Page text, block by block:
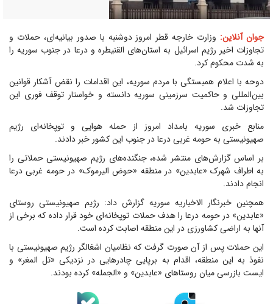
جوان آنلاین: وزارت خارجه قطر امروز دوشنبه با صدور بیانیه‌ای، حملات و
تجاوزات اخیر رژیم اسرائیل به استان‌های القنیطره و درعا در جنوب سوریه را
به شدت محکوم کرد.
دوحه با اعلام همبستگی با مردم سوریه، این اقدامات را نقض آشکار قوانین
بین‌المللی و حاکمیت سرزمینی سوریه دانسته و خواستار توقف فوری این
تجاوزات شد.
منابع خبری سوریه بامداد امروز از حمله هوایی و توپخانه‌ای رژیم
صهیونیستی به حومه غربی درعا در جنوب این کشور خبر دادند.
بر اساس گزارش‌های منتشر شده، جنگنده‌های رژیم صهیونیستی حملاتی را
به اطراف شهرک «عابدین» در منطقه «حوض الیرموک» در حومه غربی درعا
انجام دادند.
همچنین خبرنگار الاخباریه سوریه گزارش داد: رژیم صهیونیستی روستای
«عابدین» در حومه درعا را هدف حملات توپخانه‌ای خود قرار داده که برخی از
آنها به اراضی کشاورزی در این منطقه اصابت کرده است.
این حملات پس از آن صورت گرفت که نظامیان اشغالگر رژیم صهیونیستی با
نفوذ به این منطقه، اقدام به برپایی چادرهایی در نزدیکی «تل المغر» و
ایست بازرسی میان روستاهای «عابدین» و «الجمله» کرده بودند.